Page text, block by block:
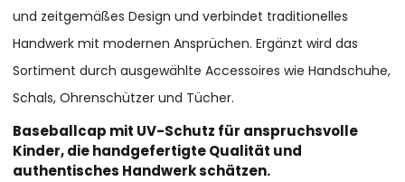
und zeitgemäßes Design und verbindet traditionelles
Handwerk mit modernen Ansprüchen. Ergänzt wird das
Sortiment durch ausgewählte Accessoires wie Handschuhe,
Schals, Ohrenschützer und Tücher.
Baseballcap mit UV-Schutz für anspruchsvolle
Kinder, die handgefertigte Qualität und
authentisches Handwerk schätzen.